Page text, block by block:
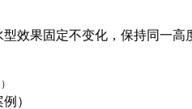
果固定不变化，保持同一高
）